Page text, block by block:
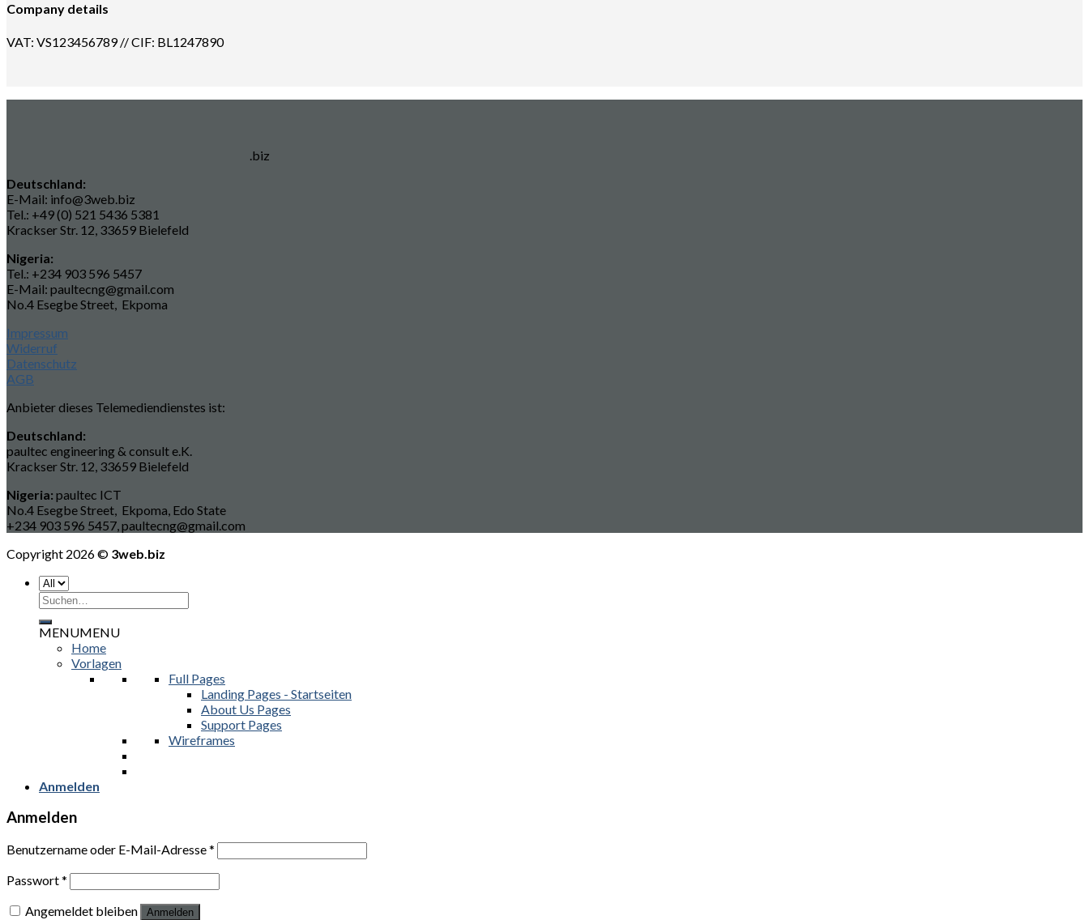
Company details
VAT: VS123456789 // CIF: BL1247890
.biz
Deutschland:
E-Mail: info@3web.biz
Tel.: +49 (0) 521 5436 5381
Krackser Str. 12, 33659 Bielefeld
Nigeria:
Tel.: +234 903 596 5457
E-Mail: paultecng@gmail.com
No.4 Esegbe Street, Ekpoma
Impressum
Widerruf
Datenschutz
AGB
Anbieter dieses Telemediendienstes ist:
Deutschland:
paultec engineering & consult e.K.
Krackser Str. 12, 33659 Bielefeld
Nigeria: paultec ICT
No.4 Esegbe Street, Ekpoma, Edo State
+234 903 596 5457, paultecng@gmail.com
Copyright 2026 © 3web.biz
Suchen
nach:
MENUMENU
Home
Vorlagen
Full Pages
Landing Pages - Startseiten
About Us Pages
Support Pages
Wireframes
Anmelden
Anmelden
Benutzername oder E-Mail-Adresse*
Passwort*
Angemeldet bleiben
Anmelden